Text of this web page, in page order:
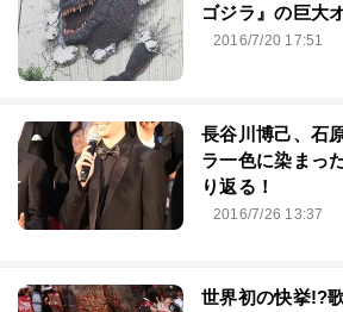
ゴジラ』の巨大
2016/7/20 17:51
長谷川博己、石
ラ一色に染まっ
り返る！
2016/7/26 13:37
世界初の快挙!?